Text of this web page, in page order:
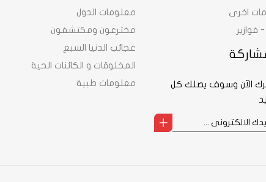
معلومات الدول
مخترعون ومكتشفون
عجائب الدنيا السبع
المخلوقات و الكائنات الحية
معلومات طبية
اخرى
فوازير
الآن وسوف يصلك كل